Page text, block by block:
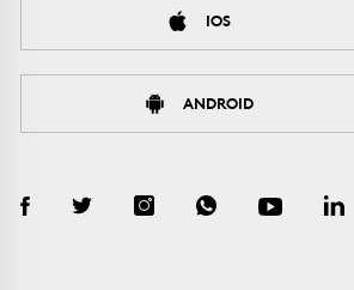
IOS
ANDROID